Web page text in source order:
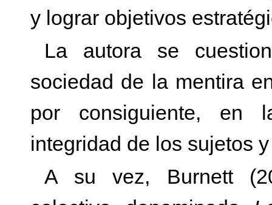
y lograr objetivos
La autora se
sociedad de la mentira
por consiguiente, en
integridad de los sujetos
A su vez, Burnett